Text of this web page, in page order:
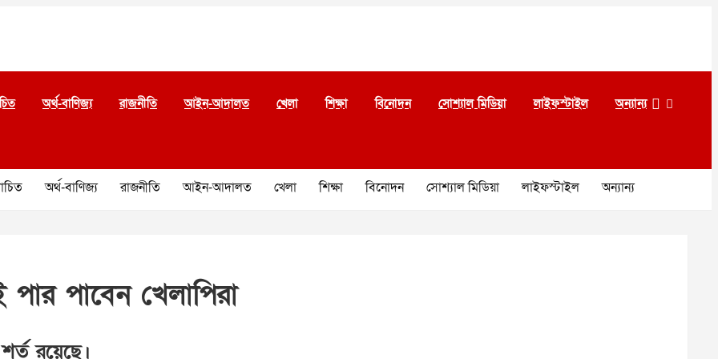
অর্থ-বাণিজ্য রাজনীতি আইন-আদালত খেলা শিক্ষা বিনোদন সোশ্যাল মিডিয়া লাইফস্টাইল অন্যান্য
অর্থ-বাণিজ্য রাজনীতি আইন-আদালত খেলা শিক্ষা বিনোদন সোশ্যাল মিডিয়া লাইফস্টাইল অন্যান্য
পাবেন খেলাপিরা
রয়েছে।